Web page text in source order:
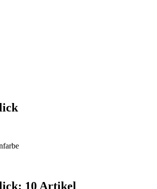
10 Artikel